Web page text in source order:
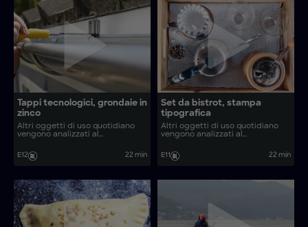
Tappi tecnologici, grondaie in
zinco
Altri oggetti di uso quotidiano
vengono analizzati al
realizzati oggetti come il
prosciutto basco tradizionale e le
E12 22 min
Set da bistrot, stampa
tipografica
Altri oggetti di uso quotidiano
vengono analizzati al
realizzate le lampade in
ceramica di bambù e i
E11 22 min